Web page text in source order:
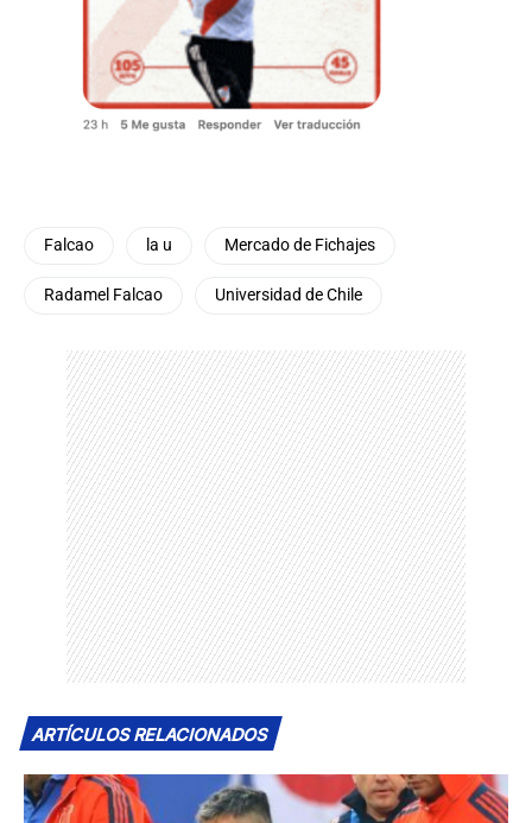
Falcao la u Mercado de Fichajes
Radamel Falcao Universidad de Chile
ARTÍCULOS RELACIONADOS